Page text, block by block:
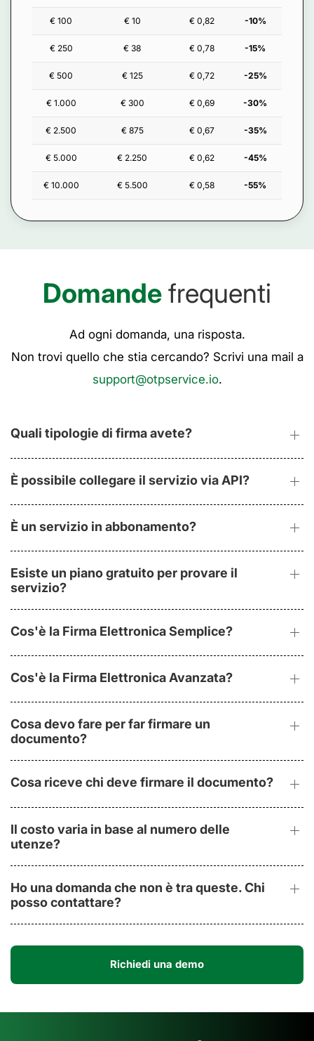
€ 100 € 10 € 0,82 -10%
€ 250 € 38 € 0,78 -15%
€ 500 € 125 € 0,72 -25%
€ 1.000 € 300 € 0,69 -30%
€ 2.500 € 875 € 0,67 -35%
€ 5.000 € 2.250 € 0,62 -45%
€ 10.000 € 5.500 € 0,58 -55%
Domandefrequenti
Ad ogni domanda, una risposta.
Non trovi quello che stia cercando? Scrivi una mail a
support@otpservice.io.
Quali tipologie di firma avete?
È possibile collegare il servizio via API?
È un servizio in abbonamento?
Esiste un piano gratuito per provare il
servizio?
Cos'è la Firma Elettronica Semplice?
Cos'è la Firma Elettronica Avanzata?
Cosa devo fare per far firmare un
documento?
Cosa riceve chi deve firmare il documento?
Il costo varia in base al numero delle
utenze?
Ho una domanda che non è tra queste. Chi
posso contattare?
Richiedi una demo